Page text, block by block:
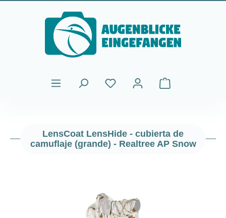
Saltar al contenido principal
El carrito de
LensCoat LensHide - cubierta de
camuflaje (grande) - Realtree AP Snow